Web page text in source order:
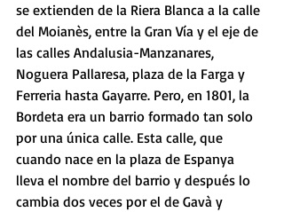
se extienden de la Riera Blanca a la calle
del Moianès, entre la Gran Vía y el eje de
las calles Andalusia-Manzanares,
Noguera Pallaresa, plaza de la Farga y
Ferreria hasta Gayarre. Pero, en 1801, la
Bordeta era un barrio formado tan solo
por una única calle. Esta calle, que
cuando nace en la plaza de Espanya
lleva el nombre del barrio y después lo
cambia dos veces por el de Gavà y